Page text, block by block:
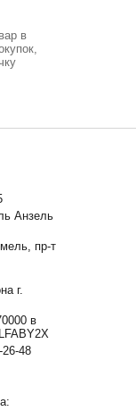
в
Анзель
пр-т
г.
в
48